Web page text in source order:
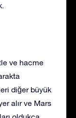
ve hacme
diğer büyük
alır ve Mars